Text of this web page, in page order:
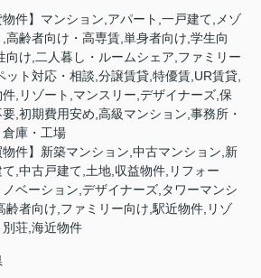
物件】マンション,アパート,一戸建て,メゾ
,高齢者向け・高専賃,単身者向け,学生向
向け,二人暮し・ルームシェア,ファミリー
ット対応・相談,分譲賃貸,特優賃,UR賃貸,
,リゾート,マンスリー,デザイナーズ,保
,初期費用安め,高級マンション,事務所・
倉庫・工場
物件】新築マンション,中古マンション,新
,中古戸建て,土地,収益物件,リフォー
ノベーション,デザイナーズ,タワーマンシ
齢者向け,ファミリー向け,駅近物件,リゾ
別荘,海近物件